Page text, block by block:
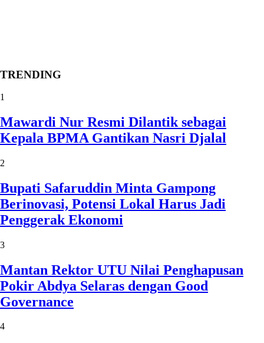
TRENDING
1
Mawardi Nur Resmi Dilantik sebagai
Kepala BPMA Gantikan Nasri Djalal
2
Bupati Safaruddin Minta Gampong
Berinovasi, Potensi Lokal Harus Jadi
Penggerak Ekonomi
3
Mantan Rektor UTU Nilai Penghapusan
Pokir Abdya Selaras dengan Good
Governance
4